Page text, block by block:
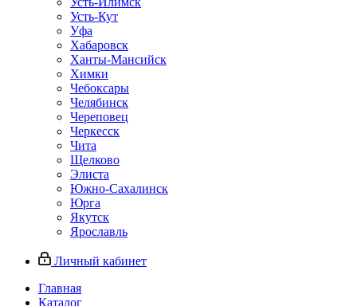
Усть-Кут
Уфа
Хабаровск
Ханты-Мансийск
Химки
Чебоксары
Челябинск
Череповец
Черкесск
Чита
Щелково
Элиста
Южно-Сахалинск
Юрга
Якутск
Ярославль
Личный кабинет
Главная
Каталог